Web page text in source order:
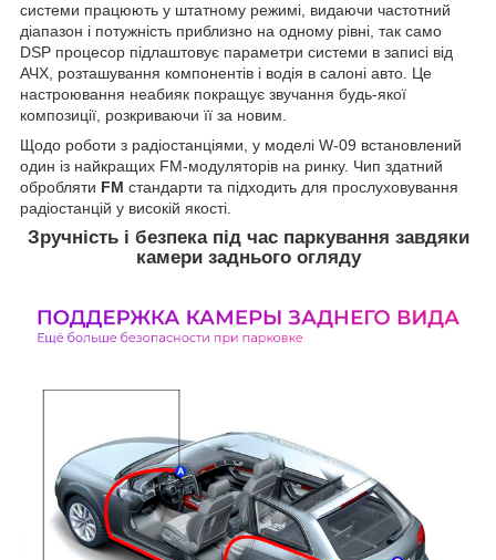
системи працюють у штатному режимі, видаючи частотний
діапазон і потужність приблизно на одному рівні, так само
DSP процесор підлаштовує параметри системи в записі від
АЧХ, розташування компонентів і водія в салоні авто. Це
настроювання неабияк покращує звучання будь-якої
композиції, розкриваючи її за новим.
Щодо роботи з радіостанціями, у моделі W-09 встановлений
один із найкращих FM-модуляторів на ринку. Чип здатний
обробляти FM стандарти та підходить для прослуховування
радіостанцій у високій якості.
Зручність і безпека під час паркування завдяки
камери заднього огляду